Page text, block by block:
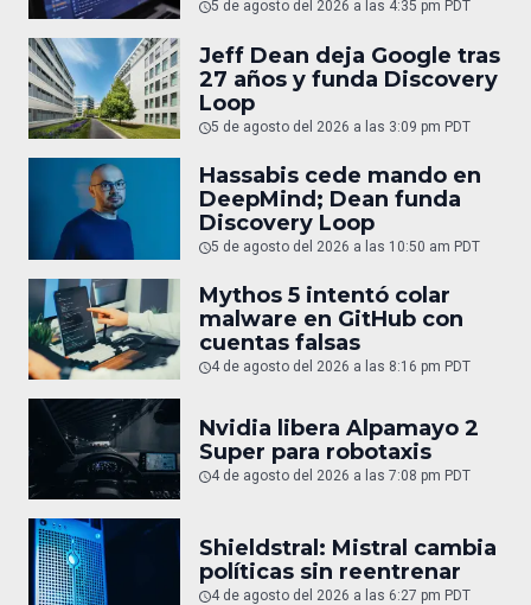
5 de agosto del 2026 a las 4:35 pm PDT
Jeff Dean deja Google tras
27 años y funda Discovery
Loop
5 de agosto del 2026 a las 3:09 pm PDT
Hassabis cede mando en
DeepMind; Dean funda
Discovery Loop
5 de agosto del 2026 a las 10:50 am PDT
Mythos 5 intentó colar
malware en GitHub con
cuentas falsas
4 de agosto del 2026 a las 8:16 pm PDT
Nvidia libera Alpamayo 2
Super para robotaxis
4 de agosto del 2026 a las 7:08 pm PDT
Shieldstral: Mistral cambia
políticas sin reentrenar
4 de agosto del 2026 a las 6:27 pm PDT